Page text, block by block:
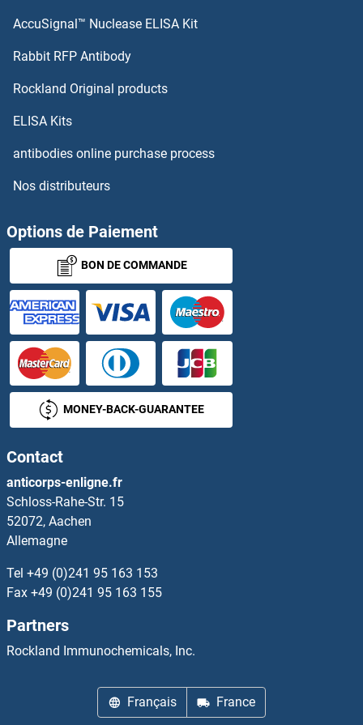
HNRNPUL1 Kits ELISA
HPS4 Kits ELISA
HPS5 Kits ELISA
HPS6 Kits ELISA
HPSE Kits ELISA
HRas proto-oncogene, GTPase Kits ELISA
HRC Kits ELISA
HRG Kits ELISA
HRH1 Kits ELISA
HRH3 Kits ELISA
HRH4 Kits ELISA
HRK Kits ELISA
HRNR Kits ELISA
HRSP12 Kits ELISA
HS2ST1 Kits ELISA
AccuSignal™ Nuclease ELISA Kit
Rabbit RFP Antibody
Rockland Original products
ELISA Kits
antibodies online purchase process
Nos distributeurs
Options de Paiement
BON DE COMMANDE
MONEY-BACK-GUARANTEE
Contact
anticorps-enligne.fr
Schloss-Rahe-Str. 15
52072, Aachen
Allemagne
Tel +49 (0)241 95 163 153
Fax +49 (0)241 95 163 155
Partners
Rockland Immunochemicals, Inc.
Français France